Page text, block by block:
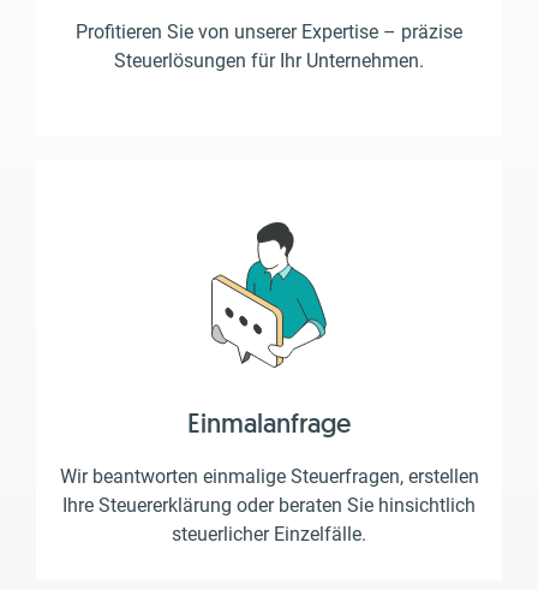
Profitieren Sie von unserer Expertise – präzise
Steuerlösungen für Ihr Unternehmen.
Einmalanfrage
Wir beantworten einmalige Steuerfragen, erstellen
Ihre Steuererklärung oder beraten Sie hinsichtlich
steuerlicher Einzelfälle.